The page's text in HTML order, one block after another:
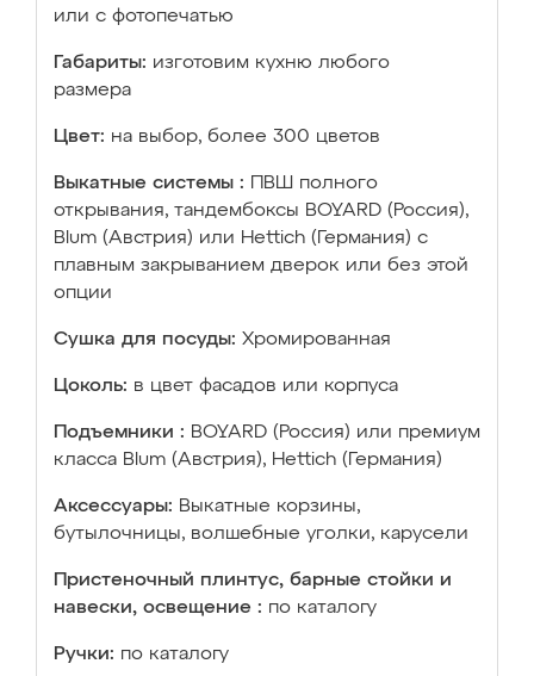
или с фотопечатью
Габариты: изготовим кухню любого
размера
Цвет: на выбор, более 300 цветов
Выкатные системы :
ПВШ полного
открывания, тандембоксы BOYARD (Россия),
Blum (Австрия) или Hettich (Германия) с
плавным закрыванием дверок или без этой
опции
Сушка для посуды: Хромированная
Цоколь: в цвет фасадов или корпуса
Подъемники : BOYARD (Россия) или премиум
класса Blum (Австрия), Hettich (Германия)
Аксессуары: Выкатные корзины,
бутылочницы, волшебные уголки, карусели
Пристеночный плинтус, барные стойки и
навески, освещение : по каталогу
Ручки: по каталогу